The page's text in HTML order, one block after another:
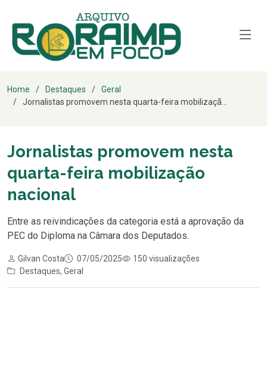
Home Destaques
Geral
Jornalistas promovem nesta quarta-feira mobilizaçã...
Jornalistas promovem nesta
quarta-feira mobilização
nacional
Entre as reivindicações da categoria está a aprovação da
PEC do Diploma na Câmara dos Deputados.
Gilvan Costa 07/05/2025
150 visualizações
Destaques, Geral